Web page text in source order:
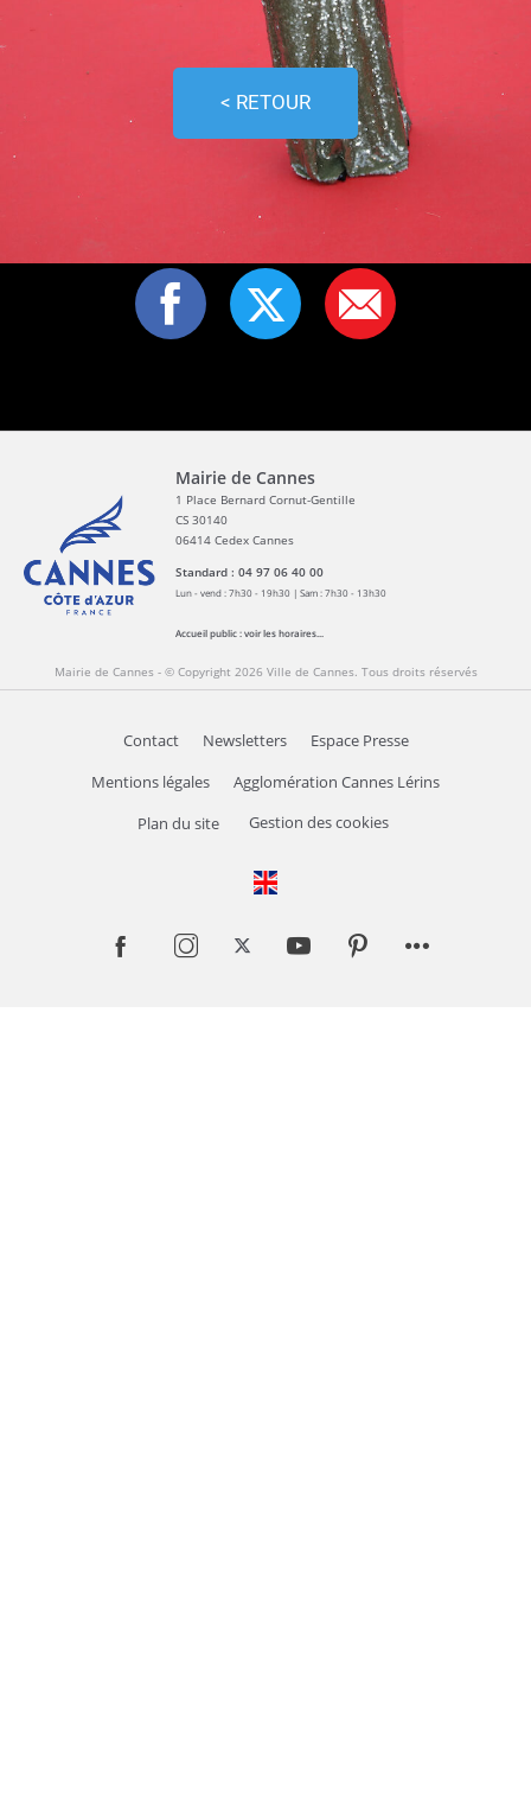
< RETOUR
Mairie de Cannes
1 Place Bernard Cornut-Gentille
CS 30140
06414 Cedex Cannes
Standard : 04 97 06 40 00
Lun - vend : 7h30 - 19h30 | Sam : 7h30 - 13h30
Accueil public :voir les horaires...
Mairie de Cannes - © Copyright 2026 Ville de Cannes. Tous droits réservés
Contact Newsletters Espace Presse
Mentions légales Agglomération Cannes Lérins
Plan du site Gestion des cookies